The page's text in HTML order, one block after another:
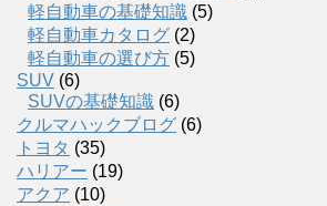
軽自動車の基礎知識 (5)
軽自動車カタログ (2)
軽自動車の選び方 (5)
SUV (6)
SUVの基礎知識 (6)
クルマハックブログ (6)
トヨタ (35)
ハリアー (19)
アクア (10)